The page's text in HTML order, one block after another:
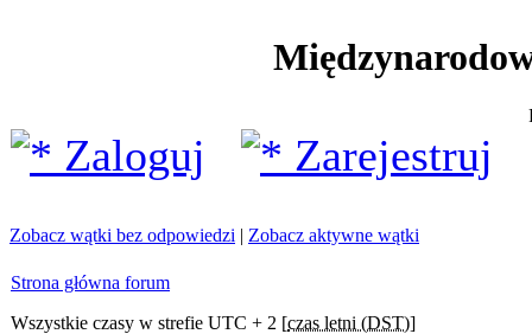
Zaloguj Zarejestruj
Zobacz wątki bez odpowiedzi | Zobacz aktywne wątki
Strona główna forum
Wszystkie czasy w strefie UTC + 2 [czas letni (DST)]